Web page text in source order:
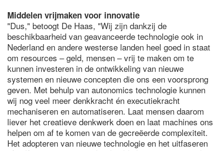
Middelen vrijmaken voor innovatie
"Dus," betoogt De Haas, "Wij zijn dankzij de
beschikbaarheid van geavanceerde technologie ook in
Nederland en andere westerse landen heel goed in staat
om resources – geld, mensen – vrij te maken om te
kunnen investeren in de ontwikkeling van nieuwe
systemen en nieuwe concepten die ons een voorsprong
geven. Met behulp van autonomics technologie kunnen
wij nog veel meer denkkracht én executiekracht
mechaniseren en automatiseren. Laat mensen daarom
liever het creatieve denkwerk doen en laat machines ons
helpen om af te komen van de gecreëerde complexiteit.
Het adopteren van nieuwe technologie en het uitfaseren